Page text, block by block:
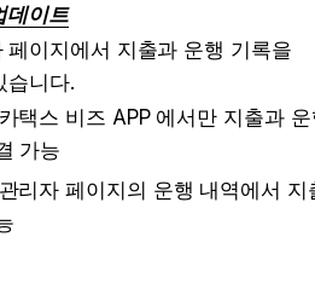
이트
페이지에서 지출과 운행 기록을
습니다.
택스 비즈 APP 에서만 지출과
가능
리자 페이지의 운행 내역에서 지